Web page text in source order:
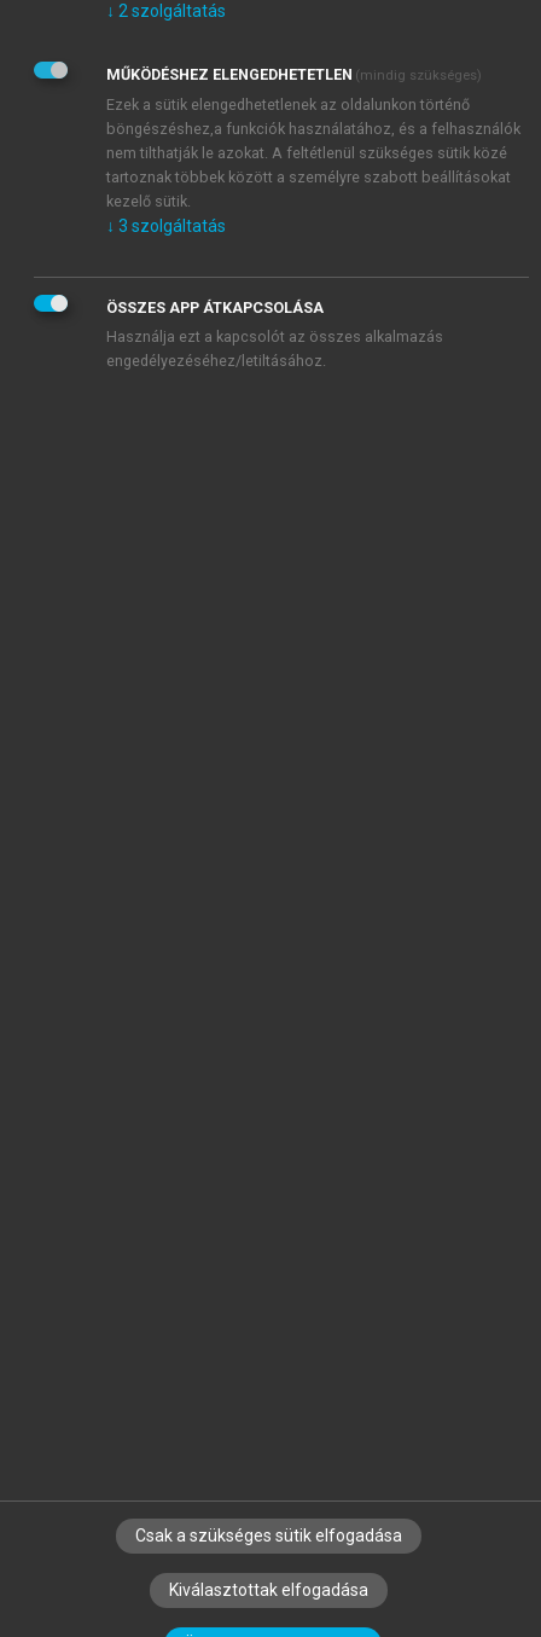
Kérek értesítést az Akadémiai Kiadó Zrt. újdonságairól,
Adatkezelési tájékoztatóbanfoglaltakat tudomásul
veszem és elfogadom.
Általános vásárlási feltételeket, valamint a szotar.netés a
mersz.huoldalak licencszerződéseiben foglaltakat
tudomásul veszem és elfogadom.
KIPRÓBÁLOM
SZERZŐKNEK CÉGEKNEK KÖNYVTÁROSOKNAK
SZERKESZTÉSI ÉS LEKTORÁLÁSI ALAPELVEK
↓ 2 szolgáltatás
MŰKÖDÉSHEZ ELENGEDHETETLEN (mindig szükséges)
Ezek a sütik elengedhetetlenek az oldalunkon történő
böngészéshez,a funkciók használatához, és a felhasználók
nem tilthatják le azokat. A feltétlenül szükséges sütik közé
tartoznak többek között a személyre szabott beállításokat
kezelő sütik.
↓ 3 szolgáltatás
ÖSSZES APP ÁTKAPCSOLÁSA
Használja ezt a kapcsolót az összes alkalmazás
engedélyezéséhez/letiltásához.
Csak a szükséges sütik elfogadása
Kiválasztottak elfogadása